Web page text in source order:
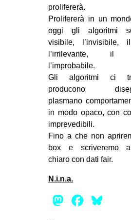
DIRITTO
MIGRAZIONI
PRECARIATO
STUDENTI
CULTURE
CINEMA
MANIFESTI
RECENSIONI
prolifererà.
Prolifererà in un
oggi gli algoritmi
visibile, l’invisibile,
l’irrilevante, il
l’improbabile.
Gli algoritmi ci
producono
plasmano
in modo opaco, con
imprevedibili.
Fino a che non
box e scriveremo
chiaro con dati fair.
N.i.n.a.
Mastodon